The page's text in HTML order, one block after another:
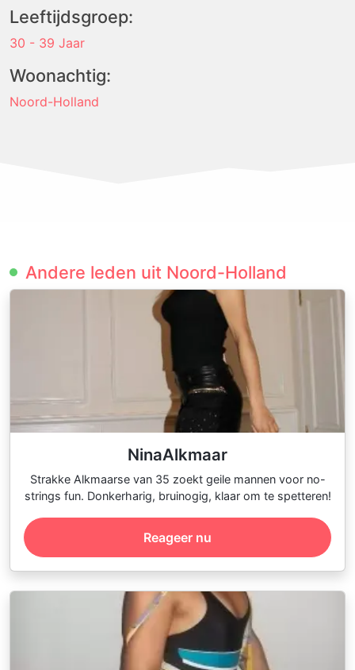
Leeftijdsgroep:
30 - 39 Jaar
Woonachtig:
Noord-Holland
Andere leden uit Noord-Holland
NinaAlkmaar
Strakke Alkmaarse van 35 zoekt geile mannen voor no-
strings fun. Donkerharig, bruinogig, klaar om te spetteren!
Reageer nu